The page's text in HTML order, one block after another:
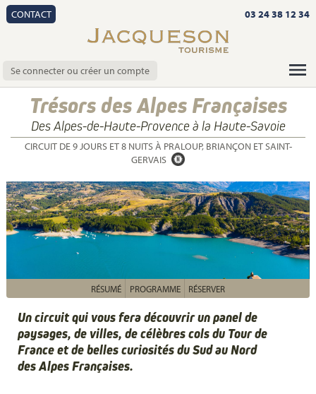
CONTACT 03 24 38 12 34
Se connecter ou créer un compte
Trésors des Alpes Françaises
Des Alpes-de-Haute-Provence à la Haute-Savoie
CIRCUIT DE 9 JOURS ET 8 NUITS À PRALOUP, BRIANÇON ET SAINT-
GERVAIS
RÉSUMÉ PROGRAMME RÉSERVER
Un circuit qui vous fera découvrir un panel de
paysages, de villes, de célèbres cols du Tour de
France et de belles curiosités du Sud au Nord
des Alpes Françaises.